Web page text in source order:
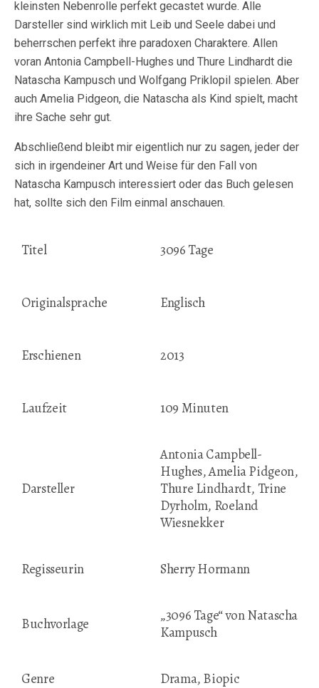
kleinsten Nebenrolle perfekt gecastet wurde. Alle
Darsteller sind wirklich mit Leib und Seele dabei und
beherrschen perfekt ihre paradoxen Charaktere. Allen
voran Antonia Campbell-Hughes und Thure Lindhardt die
Natascha Kampusch und Wolfgang Priklopil spielen. Aber
auch Amelia Pidgeon, die Natascha als Kind spielt, macht
ihre Sache sehr gut.
Abschließend bleibt mir eigentlich nur zu sagen, jeder der
sich in irgendeiner Art und Weise für den Fall von
Natascha Kampusch interessiert oder das Buch gelesen
hat, sollte sich den Film einmal anschauen.
Titel 3096 Tage
Originalsprache Englisch
Erschienen 2013
Laufzeit 109 Minuten
Darsteller
Antonia Campbell-
Hughes, Amelia Pidgeon,
Thure Lindhardt, Trine
Dyrholm, Roeland
Wiesnekker
Regisseurin Sherry Hormann
Buchvorlage
„3096 Tage“ von Natascha
Kampusch
Genre Drama, Biopic